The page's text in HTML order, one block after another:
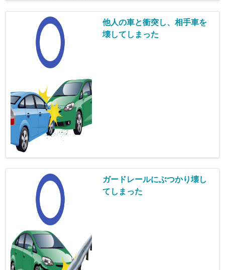
他人の車と衝突し、 相手車を
壊してしまった
ガードレールにぶつかり壊し
てしまった